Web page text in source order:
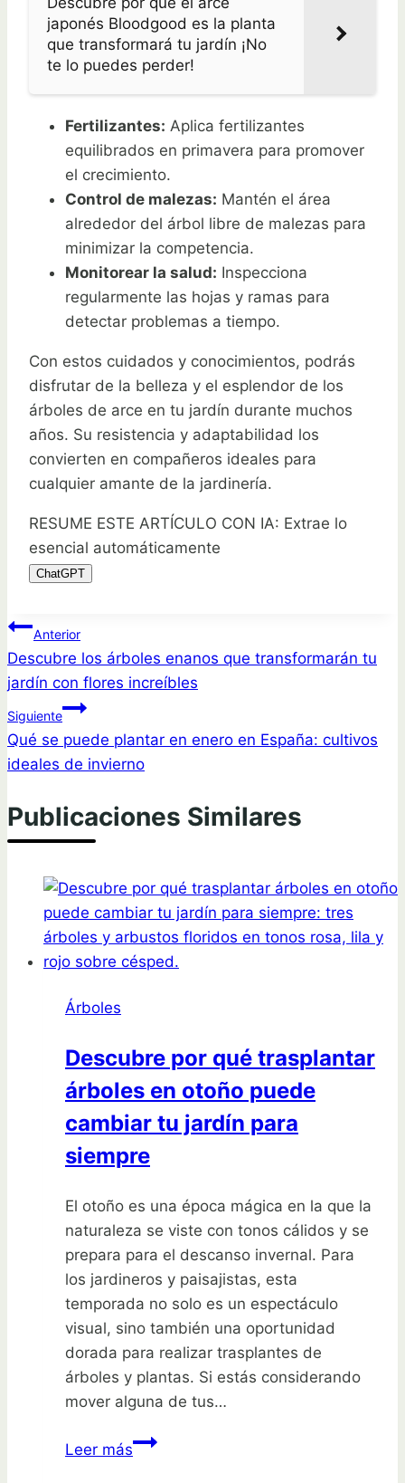
japonés Bloodgood es la planta
que transformará tu jardín ¡No
te lo puedes perder!
Fertilizantes: Aplica fertilizantes
equilibrados en primavera para promover
el crecimiento.
Control de malezas: Mantén el área
alrededor del árbol libre de malezas para
minimizar la competencia.
Monitorear la salud: Inspecciona
regularmente las hojas y ramas para
detectar problemas a tiempo.
Con estos cuidados y conocimientos, podrás
disfrutar de la belleza y el esplendor de los
árboles de arce en tu jardín durante muchos
años. Su resistencia y adaptabilidad los
convierten en compañeros ideales para
cualquier amante de la jardinería.
RESUME ESTE ARTÍCULO CON IA: Extrae lo
esencial automáticamente
ChatGPT
Navegación
de
entradas
Anterior
Descubre los árboles enanos que transformarán tu
jardín con flores increíbles
Siguiente
Qué se puede plantar en enero en España: cultivos
ideales de invierno
Publicaciones Similares
Árboles
Descubre por qué trasplantar
árboles en otoño puede
cambiar tu jardín para
siempre
El otoño es una época mágica en la que la
naturaleza se viste con tonos cálidos y se
prepara para el descanso invernal. Para
los jardineros y paisajistas, esta
temporada no solo es un espectáculo
visual, sino también una oportunidad
dorada para realizar trasplantes de
árboles y plantas. Si estás considerando
mover alguna de tus…
Leer másDescubre